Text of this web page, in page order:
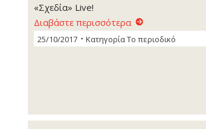
«Σχεδία» Live!
Διαβάστε περισσότερα
25/10/2017 ΚατηγορίαΤο περιοδικό